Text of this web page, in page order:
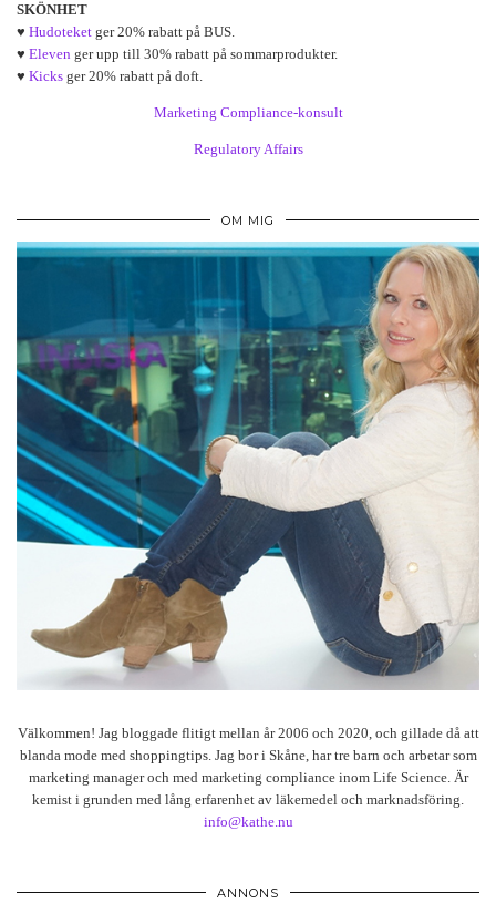
SKÖNHET
♥ Hudoteket ger 20% rabatt på BUS.
♥ Eleven ger upp till 30% rabatt på sommarprodukter.
♥ Kicks ger 20% rabatt på doft.
Marketing Compliance-konsult
Regulatory Affairs
OM MIG
Välkommen! Jag bloggade flitigt mellan år 2006 och 2020, och gillade då att
blanda mode med shoppingtips. Jag bor i Skåne, har tre barn och arbetar som
marketing manager och med marketing compliance inom Life Science. Är
kemist i grunden med lång erfarenhet av läkemedel och marknadsföring.
info@kathe.nu
ANNONS